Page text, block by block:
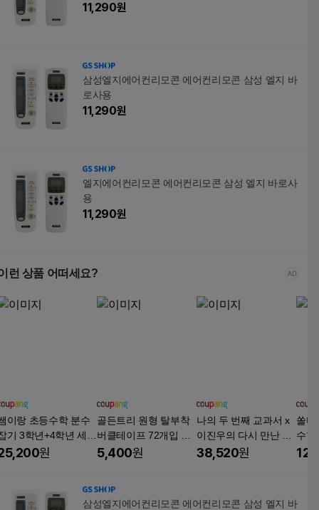
11,290원
삼성엘지에어컨리모콘 에어컨리모콘 삼성 엘지 바
로사용
11,290원
엘지에어컨리모콘 에어컨리모콘 삼성 엘지 바로사
용
11,290원
런 상품 어떠세요?
이랑 초등수학 분수
기 3학년+4학년 세트
2권)
원
골든트리 원형 탈부착
버클테이프 72개입 찍
찍이테이프
5,400원
나의 두 번째 교과서 x
이진우의 다시 만난 경
제+우리는 왜 매번 경
38,520원
쏠티
수학
삼성엘지에어컨리모콘 에어컨리모콘 삼성 엘지 바